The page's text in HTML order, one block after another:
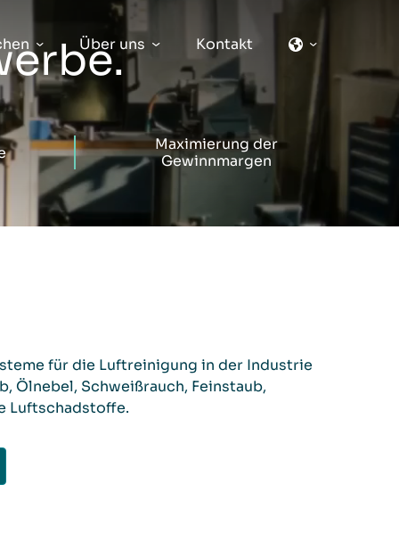
Über uns Kontakt
Maximierung der
Gewinnmargen
für die Luftreinigung in der Industrie
Ölnebel, Schweißrauch, Feinstaub,
Luftschadstoffe.